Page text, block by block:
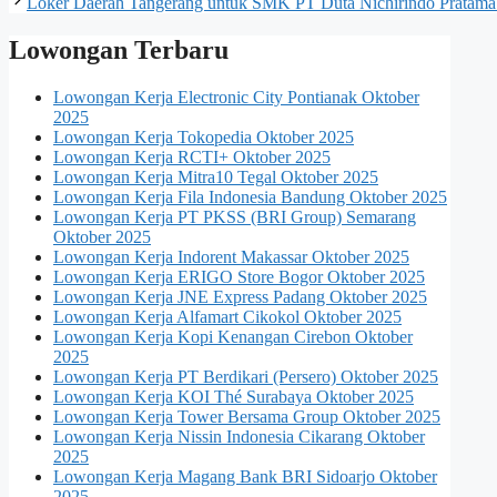
Lowongan Terbaru
Lowongan Kerja Electronic City Pontianak Oktober
2025
Lowongan Kerja Tokopedia Oktober 2025
Lowongan Kerja RCTI+ Oktober 2025
Lowongan Kerja Mitra10 Tegal Oktober 2025
Lowongan Kerja Fila Indonesia Bandung Oktober 2025
Lowongan Kerja PT PKSS (BRI Group) Semarang
Oktober 2025
Lowongan Kerja Indorent Makassar Oktober 2025
Lowongan Kerja ERIGO Store Bogor Oktober 2025
Lowongan Kerja JNE Express Padang Oktober 2025
Lowongan Kerja Alfamart Cikokol Oktober 2025
Lowongan Kerja Kopi Kenangan Cirebon Oktober
2025
Lowongan Kerja PT Berdikari (Persero) Oktober 2025
Lowongan Kerja KOI Thé Surabaya Oktober 2025
Lowongan Kerja Tower Bersama Group Oktober 2025
Lowongan Kerja Nissin Indonesia Cikarang Oktober
2025
Lowongan Kerja Magang Bank BRI Sidoarjo Oktober